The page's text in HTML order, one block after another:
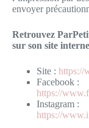
envoyer
Retrouvez
sur son site
Site : https://
Facebook :
https://
Instagram :
https://